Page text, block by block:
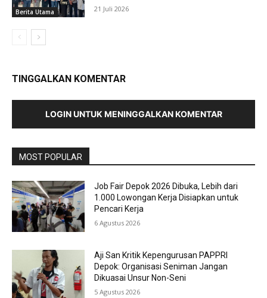
Berita Utama 21 Juli 2026
TINGGALKAN KOMENTAR
LOGIN UNTUK MENINGGALKAN KOMENTAR
MOST POPULAR
Job Fair Depok 2026 Dibuka, Lebih dari
1.000 Lowongan Kerja Disiapkan untuk
Pencari Kerja
6 Agustus 2026
Aji San Kritik Kepengurusan PAPPRI
Depok: Organisasi Seniman Jangan
Dikuasai Unsur Non-Seni
5 Agustus 2026